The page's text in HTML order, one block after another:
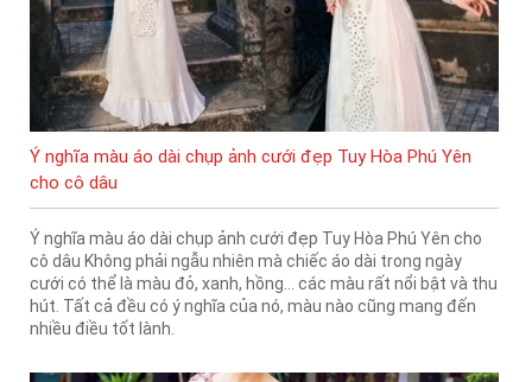
Ý nghĩa màu áo dài chụp ảnh cưới đẹp Tuy Hòa Phú Yên
cho cô dâu
Ý nghĩa màu áo dài chụp ảnh cưới đẹp Tuy Hòa Phú Yên cho
cô dâu Không phải ngẫu nhiên mà chiếc áo dài trong ngày
cưới có thể là màu đỏ, xanh, hồng… các màu rất nổi bật và thu
hút. Tất cả đều có ý nghĩa của nó, màu nào cũng mang đến
nhiều điều tốt lành.